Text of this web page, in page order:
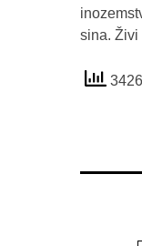
sina. Živi